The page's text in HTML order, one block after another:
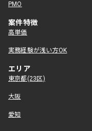
PMO
案件特徴
高単価
実務経験が浅い方OK
エリア
東京都(23区)
大阪
愛知